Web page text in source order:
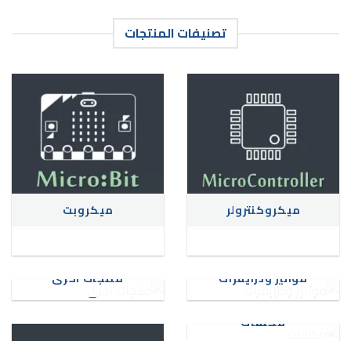
تصنيفات المنتجات
ميكروكنترولر ميكروبت
مواتير ودرايفرات منتجات أخرى
مكثفات